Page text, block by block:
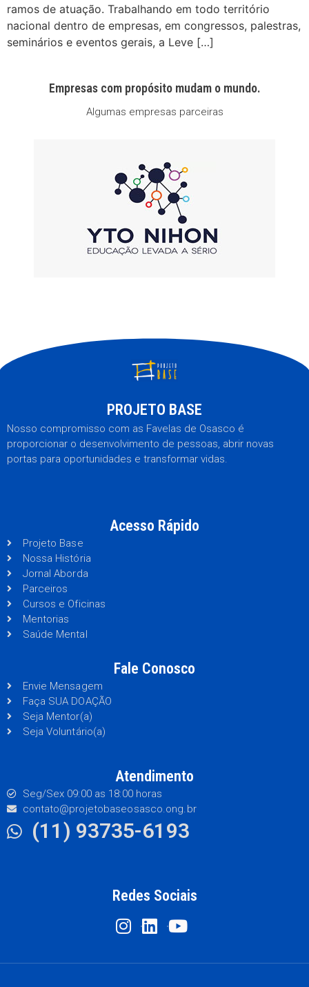
ramos de atuação. Trabalhando em todo território
nacional dentro de empresas, em congressos, palestras,
seminários e eventos gerais, a Leve […]
Empresas com propósito mudam o mundo.
Algumas empresas parceiras
PROJETO BASE
Nosso compromisso com as Favelas de Osasco é
proporcionar o desenvolvimento de pessoas, abrir novas
portas para oportunidades e transformar vidas.
Acesso Rápido
Projeto Base
Nossa História
Jornal Aborda
Parceiros
Cursos e Oficinas
Mentorias
Saúde Mental
Fale Conosco
Envie Mensagem
Faça SUA DOAÇÃO
Seja Mentor(a)
Seja Voluntário(a)
Atendimento
Seg/Sex 09:00 as 18:00 horas
contato@projetobaseosasco.ong.br
(11) 93735-6193
Redes Sociais